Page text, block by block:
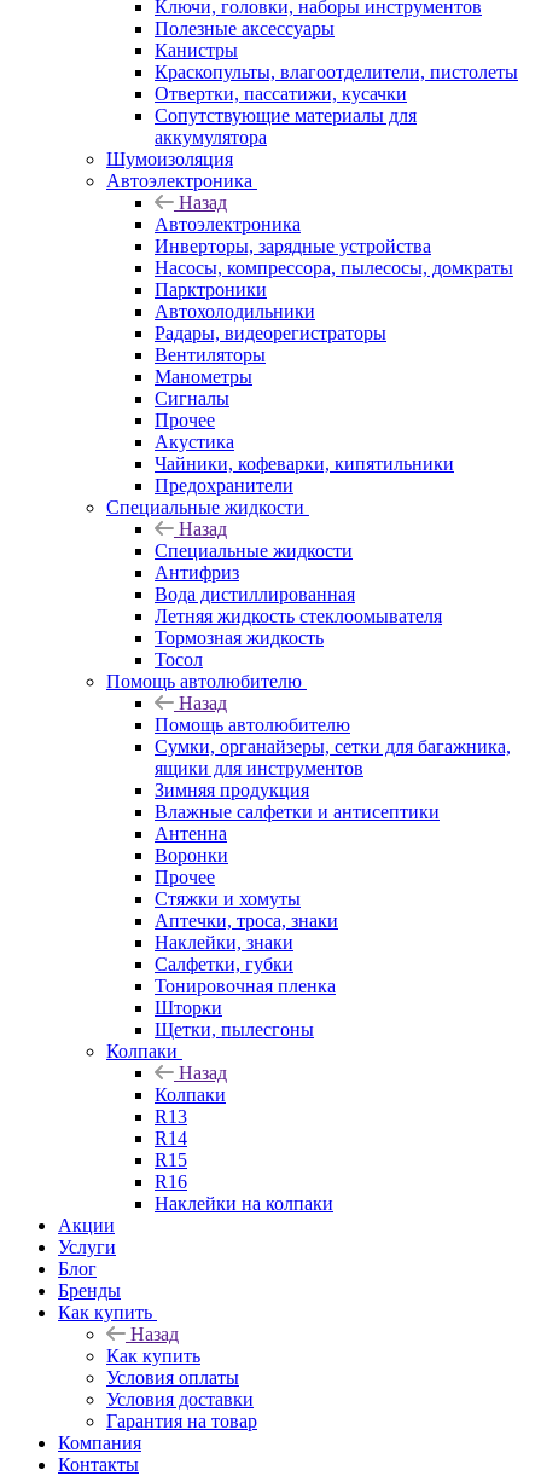
Ключи, головки, наборы инструментов
Полезные аксессуары
Канистры
Краскопульты, влагоотделители, пистолеты
Отвертки, пассатижи, кусачки
Сопутствующие материалы для
аккумулятора
Шумоизоляция
Автоэлектроника
Назад
Автоэлектроника
Инверторы, зарядные устройства
Насосы, компрессора, пылесосы, домкраты
Парктроники
Автохолодильники
Радары, видеорегистраторы
Вентиляторы
Манометры
Сигналы
Прочее
Акустика
Чайники, кофеварки, кипятильники
Предохранители
Специальные жидкости
Назад
Специальные жидкости
Антифриз
Вода дистиллированная
Летняя жидкость стеклоомывателя
Тормозная жидкость
Тосол
Помощь автолюбителю
Назад
Помощь автолюбителю
Сумки, органайзеры, сетки для багажника,
ящики для инструментов
Зимняя продукция
Влажные салфетки и антисептики
Антенна
Воронки
Прочее
Стяжки и хомуты
Аптечки, троса, знаки
Наклейки, знаки
Салфетки, губки
Тонировочная пленка
Шторки
Щетки, пылесгоны
Колпаки
Назад
Колпаки
R13
R14
R15
R16
Наклейки на колпаки
Акции
Услуги
Блог
Бренды
Как купить
Назад
Как купить
Условия оплаты
Условия доставки
Гарантия на товар
Компания
Контакты